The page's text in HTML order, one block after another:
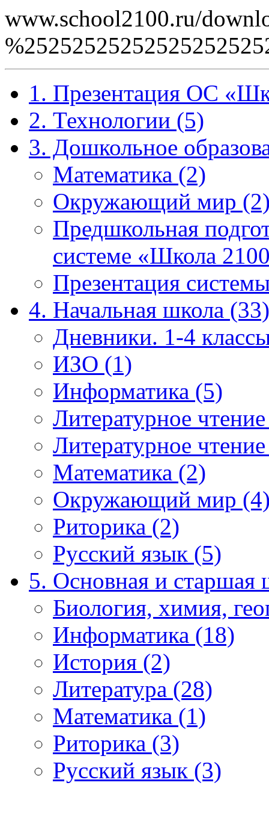
www.school2100.ru/
1. Презентация ОС
2. Технологии (5)
3. Дошкольное
Математика (2)
Окружающий мир
Предшкольная
системе «Школа
Презентация
4. Начальная школа (33)
Дневники. 1-4
ИЗО (1)
Информатика (5)
Литературное
Литературное
Математика (2)
Окружающий мир
Риторика (2)
Русский язык (5)
5. Основная и старшая
Биология, химия,
Информатика (18)
История (2)
Литература (28)
Математика (1)
Риторика (3)
Русский язык (3)